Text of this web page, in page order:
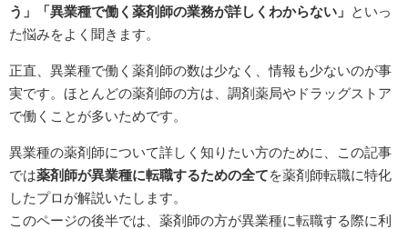
う」「異業種で働く薬剤師の業務が詳しくわからない」
といっ
た悩みをよく聞きます。
正直、異業種で働く薬剤師の数は少なく、情報も少ないのが事
実です。ほとんどの薬剤師の方は、調剤薬局やドラッグストア
で働くことが多いためです。
異業種の薬剤師について詳しく知りたい方のために、この記事
では薬剤師が異業種に転職するための全て を薬剤師転職に特化
したプロが解説いたします。
このページの後半では、薬剤師の方が異業種に転職する際に利